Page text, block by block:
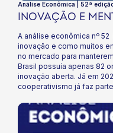
Análise Econômica | 52ª
INOVAÇÃO E
A análise econômica nº
inovação e como muitos
no mercado para
Brasil possuía apenas 82
inovação aberta. Já em
cooperativismo já faz
aberto para a inovação e
imprescindível para que
e produtiva!